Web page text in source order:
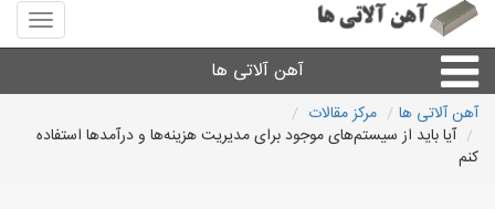
منوی
سایت
آلاتی
آهن آلاتی ها
میلگرد نبشی،مفتول
آهن آلاتی ها
مرکز مقالات
آیا باید از سیستم‌های موجود برای مدیریت هزینه‌ها و درآمدها استفاده
کنم